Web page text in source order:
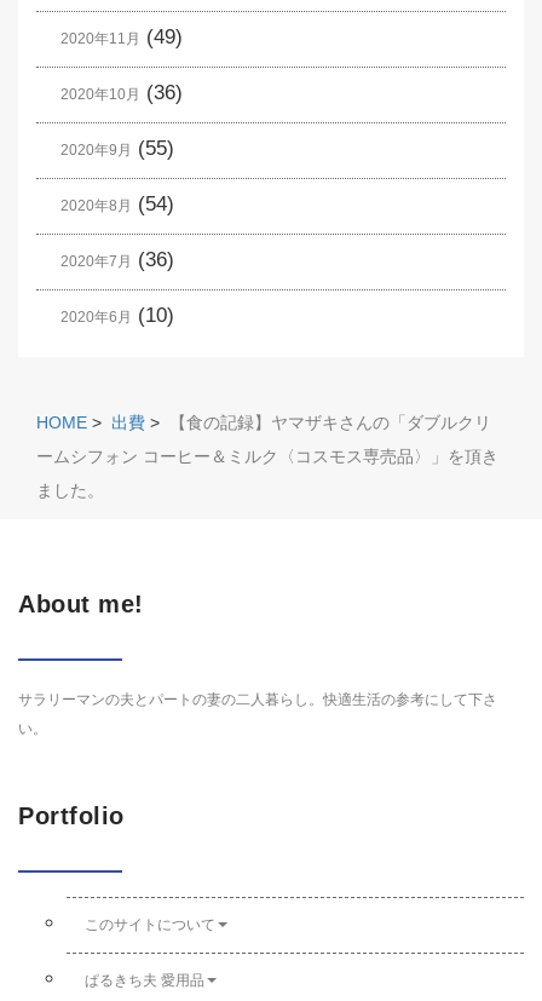
2020年11月 (49)
2020年10月 (36)
2020年9月 (55)
2020年8月 (54)
2020年7月 (36)
2020年6月 (10)
HOME > 出費 >
【食の記録】ヤマザキさんの「ダブルクリ
ームシフォン コーヒー＆ミルク〈コスモス専売品〉」を頂き
ました。
About me!
サラリーマンの夫とパートの妻の二人暮らし。快適生活の参考にして下さ
い。
Portfolio
このサイトについて
ぱるきち夫 愛用品